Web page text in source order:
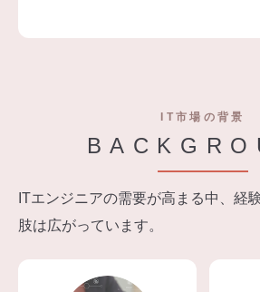
IT市場の背景
ITエンジニアの需要が高まる中、経
肢は広がっています。